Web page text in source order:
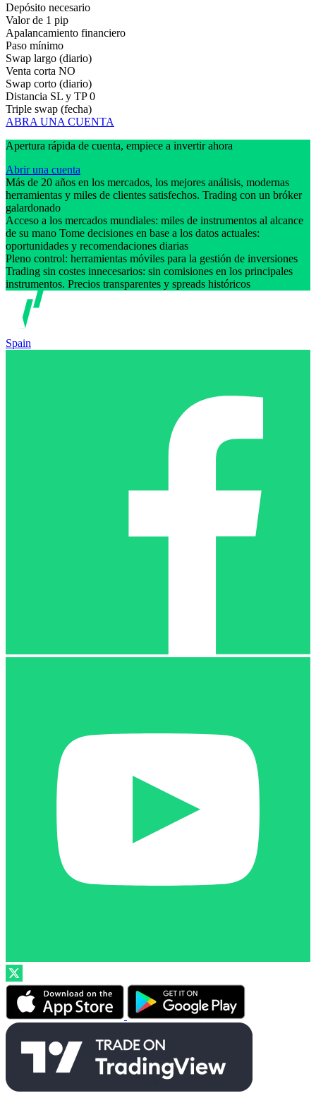
Depósito necesario
Valor de 1 pip
Apalancamiento financiero
Paso mínimo
Swap largo (diario)
Venta corta NO
Swap corto (diario)
Distancia SL y TP 0
Triple swap (fecha)
ABRA UNA CUENTA
Apertura rápida de cuenta, empiece a invertir ahora
Abrir una cuenta
Más de 20 años en los mercados, los mejores análisis, modernas
herramientas y miles de clientes satisfechos. Trading con un bróker
galardonado
Acceso a los mercados mundiales: miles de instrumentos al alcance
de su mano Tome decisiones en base a los datos actuales:
oportunidades y recomendaciones diarias
Pleno control: herramientas móviles para la gestión de inversiones
Trading sin costes innecesarios: sin comisiones en los principales
instrumentos. Precios transparentes y spreads históricos
Spain